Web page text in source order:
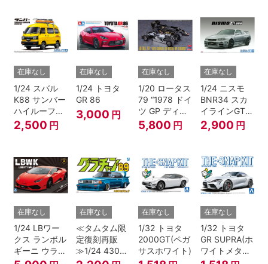
在庫なし
1/24 スバル
K88 サンバー
ハイルーフ
4WD '80
2,500 円
在庫なし
1/24 トヨタ
GR 86
3,000 円
在庫なし
1/20 ロータス
79 “1978 ドイ
ツ GP ディテ
ールアップ バ
ージョン”
5,800 円
在庫なし
1/24 ニスモ
BNR34 スカ
イラインGT-R
Z-tune '04
2,900 円
在庫なし
1/24 LBワー
クス ランボル
ギーニ ウラカ
在庫なし
≪タムタム限
定復刻再販
≫1/24 430セ
在庫なし
1/32 トヨタ
2000GT(ペガ
サスホワイト)
在庫なし
1/32 トヨタ
GR SUPRA(ホ
ワイトメタリ